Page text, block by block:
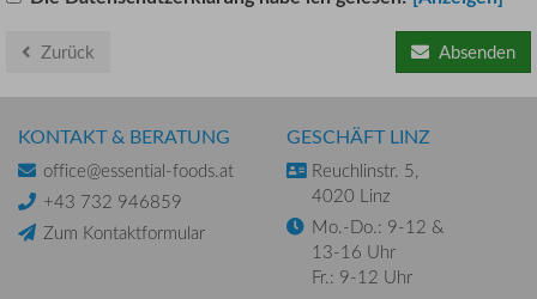
Zurück Absenden
KONTAKT & BERATUNG
office@essential-foods.at
+43 732 946859
Zum Kontaktformular
GESCHÄFT LINZ
Reuchlinstr. 5,
4020 Linz
Mo.-Do.: 9-12 &
13-16 Uhr
Fr.: 9-12 Uhr